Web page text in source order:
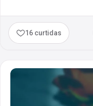
16 curtidas